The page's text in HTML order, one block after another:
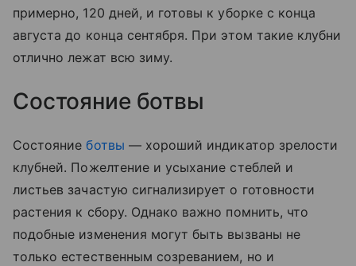
примерно, 120 дней, и готовы к уборке с конца
августа до конца сентября. При этом такие клубни
отлично лежат всю зиму.
Состояние ботвы
Состояниеботвы — хороший индикатор зрелости
клубней. Пожелтение и усыхание стеблей и
листьев зачастую сигнализирует о готовности
растения к сбору. Однако важно помнить, что
подобные изменения могут быть вызваны не
только естественным созреванием, но и